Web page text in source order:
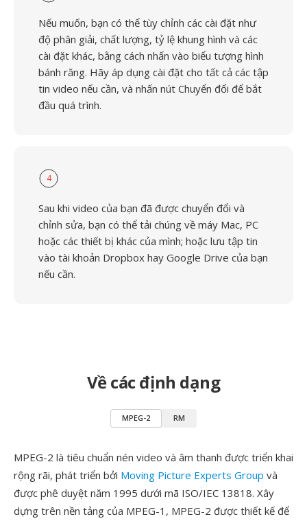
Nếu muốn, bạn có thể tùy chỉnh các cài đặt như
độ phân giải, chất lượng, tỷ lệ khung hình và các
cài đặt khác, bằng cách nhấn vào biểu tượng hình
bánh răng. Hãy áp dụng cài đặt cho tất cả các tập
tin video nếu cần, và nhấn nút Chuyển đổi để bắt
đầu quá trình.
4
Sau khi video của bạn đã được chuyển đổi và
chỉnh sửa, bạn có thể tải chúng về máy Mac, PC
hoặc các thiết bị khác của mình; hoặc lưu tập tin
vào tài khoản Dropbox hay Google Drive của bạn
nếu cần.
Về các định dạng
MPEG-2 RM
MPEG-2 là tiêu chuẩn nén video và âm thanh được triển khai
rộng rãi, phát triển bởi Moving Picture Experts Group và
được phê duyệt năm 1995 dưới mã ISO/IEC 13818. Xây
dựng trên nền tảng của MPEG-1, MPEG-2 được thiết kế để